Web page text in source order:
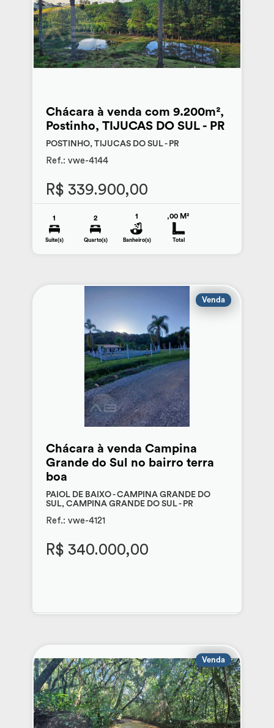
Chácara à venda com 9.200m²,
Postinho, TIJUCAS DO SUL - PR
POSTINHO, TIJUCAS DO SUL - PR
Ref.: vwe-4144
R$ 339.900,00
1
Suite(s)
2
Quarto(s)
1
Banheiro(s)
,00 M²
Total
Venda
Chácara à venda Campina
Grande do Sul no bairro terra
boa
PAIOL DE BAIXO - CAMPINA GRANDE DO
SUL, CAMPINA GRANDE DO SUL - PR
Ref.: vwe-4121
R$ 340.000,00
Venda